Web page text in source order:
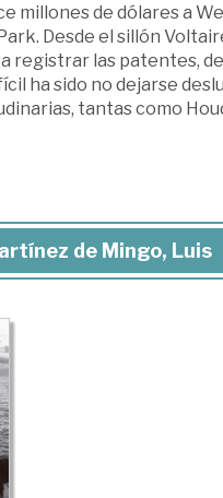
millones de dólares a
Desde el sillón
registrar las patentes,
ha sido no dejarse
tantas como
de Mingo, Luis